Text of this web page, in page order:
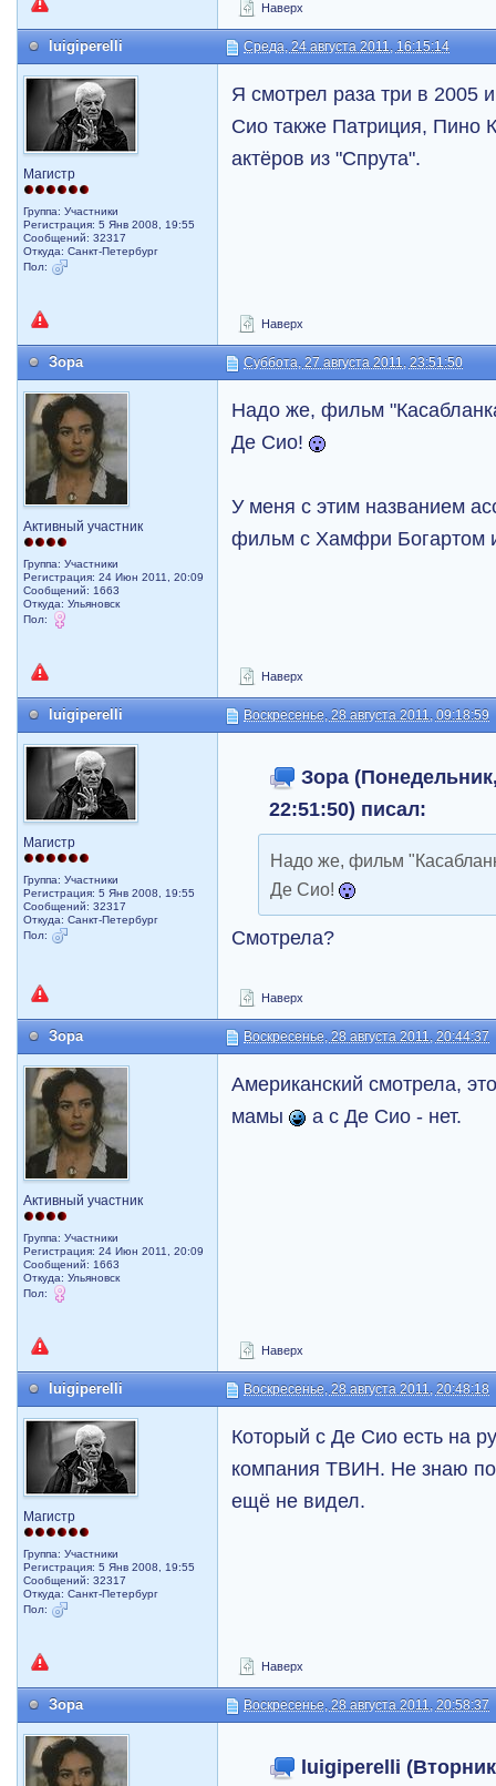
Наверх
luigiperelli Среда, 24 августа 2011, 16:15:14
Магистр
Группа: Участники
Регистрация: 5 Янв 2008, 19:55
Сообщений: 32317
Откуда: Санкт-Петербург
Пол:
Я смотрел раза три в 2005
Сио также Патриция, Пино
актёров из "Спрута".
Наверх
Зора Суббота, 27 августа 2011, 23:51:50
Активный участник
Группа: Участники
Регистрация: 24 Июн 2011, 20:09
Сообщений: 1663
Откуда: Ульяновск
Пол:
Надо же, фильм
Де Сио!
У меня с этим названием
фильм с Хамфри Богартом
Наверх
luigiperelli Воскресенье, 28 августа 2011, 09:18:59
Магистр
Группа: Участники
Регистрация: 5 Янв 2008, 19:55
Сообщений: 32317
Откуда: Санкт-Петербург
Пол:
Зора
22:51:50) писал:
Надо же, фильм
Де Сио!
Смотрела?
Наверх
Зора Воскресенье, 28 августа 2011, 20:44:37
Активный участник
Группа: Участники
Регистрация: 24 Июн 2011, 20:09
Сообщений: 1663
Откуда: Ульяновск
Пол:
Американский смотрела,
мамы
а с Де Сио - нет.
Наверх
luigiperelli Воскресенье, 28 августа 2011, 20:48:18
Магистр
Группа: Участники
Регистрация: 5 Янв 2008, 19:55
Сообщений: 32317
Откуда: Санкт-Петербург
Пол:
Который с Де Сио есть на
компания ТВИН. Не знаю
ещё не видел.
Наверх
Зора Воскресенье, 28 августа 2011, 20:58:37
luigiperelli